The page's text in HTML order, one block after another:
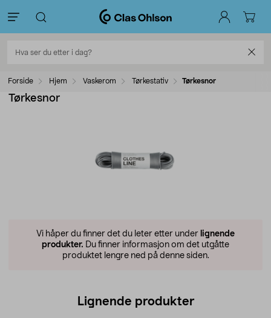
Forside Hjem Vaskerom Tørkestativ Tørkesnor
Tørkesnor
Vi håper du finner det du leter etter under lignende
produkter. Du finner informasjon om det utgåtte
produktet lengre ned på denne siden.
Lignende produkter